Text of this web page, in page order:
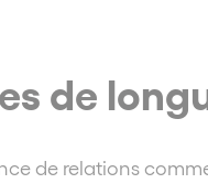
de
de relations